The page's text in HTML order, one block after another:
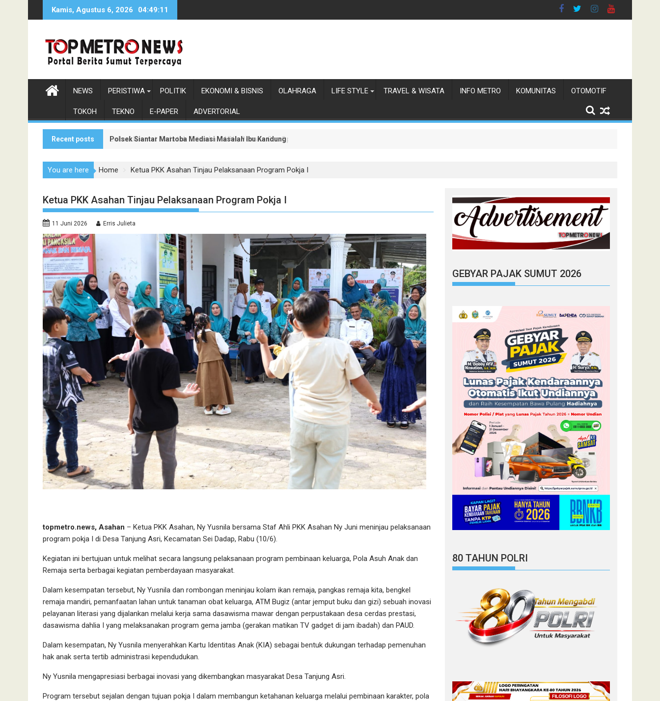
Kamis, Agustus 6, 2026 04:49:13
NEWS PERISTIWA POLITIK EKONOMI & BISNIS OLAHRAGA LIFE STYLE TRAVEL & WISATA INFO METRO KOMUNITAS OTOMOTIF
TOKOH TEKNO E-PAPER ADVERTORIAL
Recent posts Polsek Siantar Martoba Mediasi Masalah Ibu Kandung dan Anaknya di Jalan Batu Permata Raya
Lokasi Kramat Kuda tak 'Diizinkan' APH, Pemain Gas Oplosan Mnr dkk Pindah Lapak ke Labuhan Deli
You are here Home Ketua PKK Asahan Tinjau Pelaksanaan Program Pokja I
Ketua PKK Asahan Tinjau Pelaksanaan Program Pokja I
11 Juni 2026 Erris Julieta
topmetro.news, Asahan – Ketua PKK Asahan, Ny Yusnila bersama Staf Ahli PKK Asahan Ny Juni meninjau pelaksanaan
program pokja I di Desa Tanjung Asri, Kecamatan Sei Dadap, Rabu (10/6).
Kegiatan ini bertujuan untuk melihat secara langsung pelaksanaan program pembinaan keluarga, Pola Asuh Anak dan
Remaja serta berbagai kegiatan pemberdayaan masyarakat.
Dalam kesempatan tersebut, Ny Yusnila dan rombongan meninjau kolam ikan remaja, pangkas remaja kita, bengkel
remaja mandiri, pemanfaatan lahan untuk tanaman obat keluarga, ATM Bugiz (antar jemput buku dan gizi) sebuah inovasi
pelayanan literasi yang dijalankan melalui kerja sama dasawisma mawar dengan perpustakaan desa cerdas prestasi,
dasawisma dahlia I yang melaksanakan program gema jamba (gerakan matikan TV gadget di jam ibadah) dan PAUD.
Dalam kesempatan, Ny Yusnila menyerahkan Kartu Identitas Anak (KIA) sebagai bentuk dukungan terhadap pemenuhan
hak anak serta tertib administrasi kependudukan.
Ny Yusnila mengapresiasi berbagai inovasi yang dikembangkan masyarakat Desa Tanjung Asri.
Program tersebut sejalan dengan tujuan pokja I dalam membangun ketahanan keluarga melalui pembinaan karakter, pola
GEBYAR PAJAK SUMUT 2026
80 TAHUN POLRI